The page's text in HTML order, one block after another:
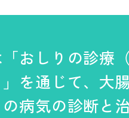
おしりの診療
を通じて、大
病気の診断と